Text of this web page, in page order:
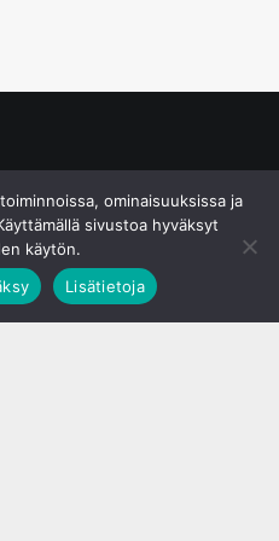
ominaisuuksissa ja
sivustoa hyväksyt
käytön.
Lisätietoja